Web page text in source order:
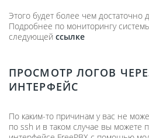
Этого будет более чем достаточно
Подробнее по мониторингу
следующей ссылке
ПРОСМОТР ЛОГОВ
ИНТЕРФЕЙС
По каким-то причинам у вас не
по ssh и в таком случае вы можете